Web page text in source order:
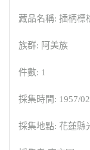
藏品名稱: 插柄標
族群: 阿美族
件數: 1
採集時間: 1957/02
採集地點: 花蓮縣